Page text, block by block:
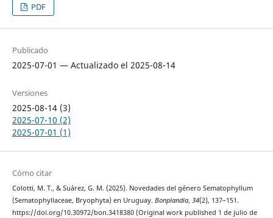
PDF
Publicado
2025-07-01 — Actualizado el 2025-08-14
Versiones
2025-08-14 (3)
2025-07-10 (2)
2025-07-01 (1)
Cómo citar
Colotti, M. T., & Suárez, G. M. (2025). Novedades del género Sematophyllum
(Sematophyllaceae, Bryophyta) en Uruguay. Bonplandia, 34(2), 137–151.
https://doi.org/10.30972/bon.3418380 (Original work published 1 de julio de